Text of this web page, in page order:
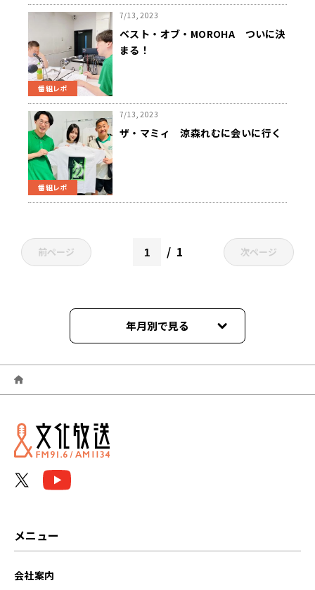
番組レポ
7/13, 2023
ベスト・オブ・MOROHA ついに決
まる！
番組レポ
7/13, 2023
ザ・マミィ 涼森れむに会いに行く
前ページ 1 次ページ
年月別で見る
2023年07月
2023年04月
2022年08月
メニュー
会社案内